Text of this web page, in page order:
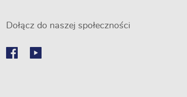
Dołącz do naszej społeczności